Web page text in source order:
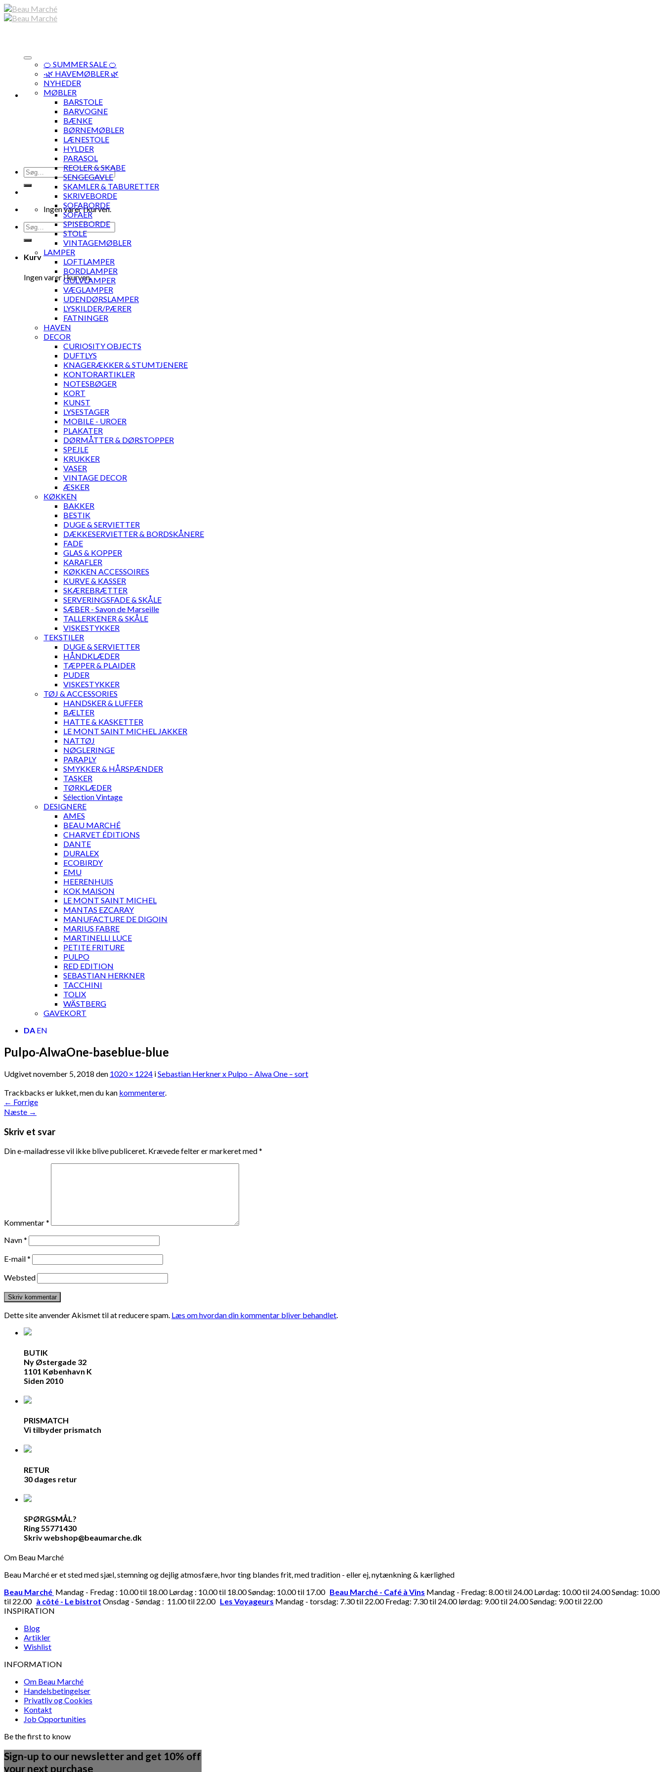
Skip
to
Søg
efter:
Ingen varer i kurven.
Søg
efter:
Kurv
Ingen varer i kurven.
🍊 SUMMER SALE 🍊
·🌿 HAVEMØBLER 🌿
NYHEDER
MØBLER
BARSTOLE
BARVOGNE
BÆNKE
BØRNEMØBLER
LÆNESTOLE
HYLDER
PARASOL
REOLER & SKABE
SENGEGAVLE
SKAMLER & TABURETTER
SKRIVEBORDE
SOFABORDE
SOFAER
SPISEBORDE
STOLE
VINTAGEMØBLER
LAMPER
LOFTLAMPER
BORDLAMPER
GULVLAMPER
VÆGLAMPER
UDENDØRSLAMPER
LYSKILDER/PÆRER
FATNINGER
HAVEN
DECOR
CURIOSITY OBJECTS
DUFTLYS
KNAGERÆKKER & STUMTJENERE
KONTORARTIKLER
NOTESBØGER
KORT
KUNST
LYSESTAGER
MOBILE - UROER
PLAKATER
DØRMÅTTER & DØRSTOPPER
SPEJLE
KRUKKER
VASER
VINTAGE DECOR
ÆSKER
KØKKEN
BAKKER
BESTIK
DUGE & SERVIETTER
DÆKKESERVIETTER & BORDSKÅNERE
FADE
GLAS & KOPPER
KARAFLER
KØKKEN ACCESSOIRES
KURVE & KASSER
SKÆREBRÆTTER
SERVERINGSFADE & SKÅLE
SÆBER - Savon de Marseille
TALLERKENER & SKÅLE
VISKESTYKKER
TEKSTILER
DUGE & SERVIETTER
HÅNDKLÆDER
TÆPPER & PLAIDER
PUDER
VISKESTYKKER
TØJ & ACCESSORIES
HANDSKER & LUFFER
BÆLTER
HATTE & KASKETTER
LE MONT SAINT MICHEL JAKKER
NATTØJ
NØGLERINGE
PARAPLY
SMYKKER & HÅRSPÆNDER
TASKER
TØRKLÆDER
Sélection Vintage
DESIGNERE
AMES
BEAU MARCHÉ
CHARVET ÉDITIONS
DANTE
DURALEX
ECOBIRDY
EMU
HEERENHUIS
KOK MAISON
LE MONT SAINT MICHEL
MANTAS EZCARAY
MANUFACTURE DE DIGOIN
MARIUS FABRE
MARTINELLI LUCE
PETITE FRITURE
PULPO
RED EDITION
SEBASTIAN HERKNER
TACCHINI
TOLIX
WÄSTBERG
GAVEKORT
DA EN
Pulpo-AlwaOne-baseblue-blue
Udgivetnovember 5, 2018 den 1020 × 1224 iSebastian Herkner x Pulpo – Alwa One – sort
Trackbacks er lukket, men du kan kommenterer.
← Forrige
Næste →
Skriv et svar
Din e-mailadresse vil ikke blive publiceret. Krævede felter er markeret med*
Kommentar*
Navn*
E-mail*
Websted
Dette site anvender Akismet til at reducere spam. Læs om hvordan din kommentar bliver behandlet.
BUTIK
Ny Østergade 32
1101 København K
Siden 2010
PRISMATCH
Vi tilbyder prismatch
RETUR
30 dages retur
SPØRGSMÅL?
Ring 55771430
Skriv webshop@beaumarche.dk
Om Beau Marché
Beau Marché er et sted med sjæl, stemning og dejlig atmosfære, hvor ting blandes frit, med tradition - eller ej, nytænkning & kærlighed
Beau Marché Mandag - Fredag : 10.00 til 18.00 Lørdag : 10.00 til 18.00 Søndag: 10.00 til 17.00 Beau Marché - Café à Vins Mandag - Fredag: 8.00 til 24.00 Lørdag: 10.00 til 24.00 Søndag: 10.00
til 22.00 à côté - Le bistrot Onsdag - Søndag : 11.00 til 22.00 Les Voyageurs Mandag - torsdag: 7.30 til 22.00 Fredag: 7.30 til 24.00 lørdag: 9.00 til 24.00 Søndag: 9.00 til 22.00
INSPIRATION
Blog
Artikler
Wishlist
INFORMATION
Om Beau Marché
Handelsbetingelser
Privatliv og Cookies
Kontakt
Job Opportunities
Be the first to know
Sign-up to our newsletter and get 10% off
your next purchase